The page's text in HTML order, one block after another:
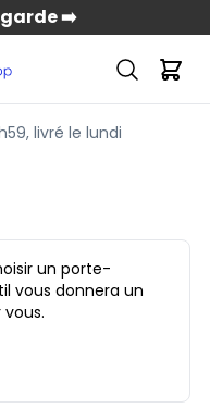
➡️
, livré le lundi
un porte-
vous donnera un